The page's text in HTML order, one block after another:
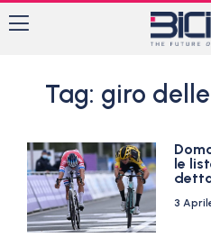
Tag: giro
le
3